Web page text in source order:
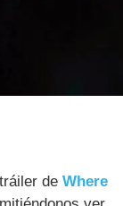
de Where